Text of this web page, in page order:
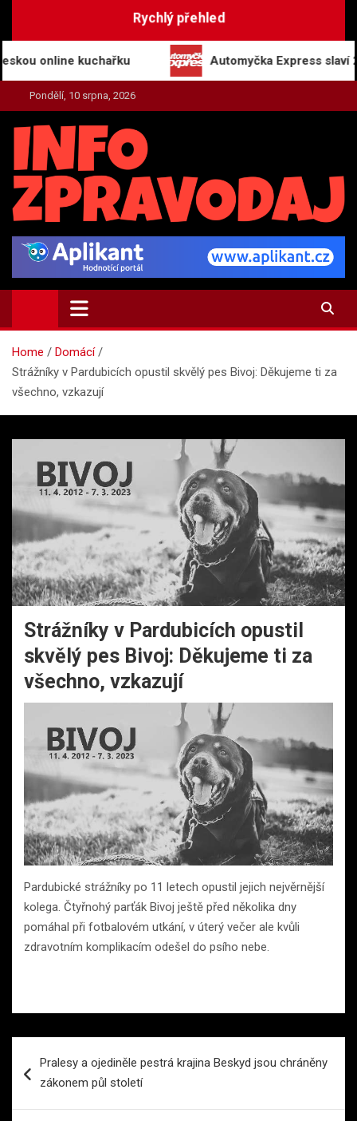
Rychlý přehled
kuchařku Automyčka Express slaví 20 let
Pondělí, 10 srpna, 2026
INFO-ZPRAVODAJ.CZ
Zpravodajství | Press | Tiskové zprávy
Home
Domácí
Strážníky v Pardubicích opustil skvělý pes Bivoj: Děkujeme ti za
všechno, vzkazují
Strážníky v Pardubicích opustil
skvělý pes Bivoj: Děkujeme ti za
všechno, vzkazují
Pardubické strážníky po 11 letech opustil jejich nejvěrnější
kolega. Čtyřnohý parťák Bivoj ještě před několika dny
pomáhal při fotbalovém utkání, v úterý večer ale kvůli
zdravotním komplikacím odešel do psího nebe.
proPralesy a ojediněle pestrá krajina Beskyd jsou chráněny
zákonem půl století